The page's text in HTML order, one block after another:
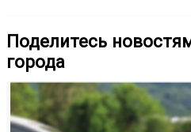
Поделитесь
города